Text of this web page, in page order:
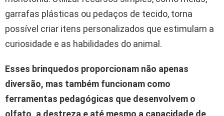
garrafas plásticas ou pedaços de tecido, torna
possível criar itens personalizados que estimulam a
curiosidade e as habilidades do animal.
Esses brinquedos proporcionam não apenas
diversão, mas também funcionam como
ferramentas pedagógicas que desenvolvem o
olfato, a destreza e até mesmo a capacidade de